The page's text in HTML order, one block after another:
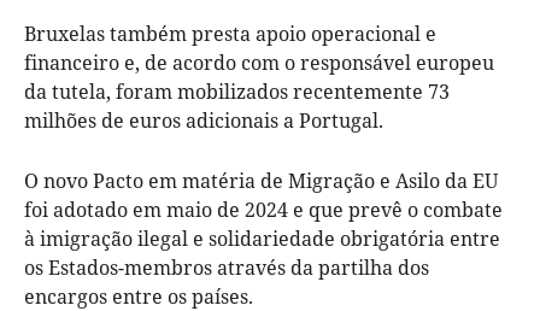
Bruxelas também presta apoio operacional e
financeiro e, de acordo com o responsável europeu
da tutela, foram mobilizados recentemente 73
milhões de euros adicionais a Portugal.
O novo Pacto em matéria de Migração e Asilo da EU
foi adotado em maio de 2024 e que prevê o combate
à imigração ilegal e solidariedade obrigatória entre
os Estados-membros através da partilha dos
encargos entre os países.